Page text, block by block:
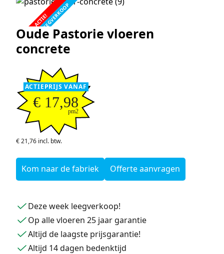
ACTIE!
FABRIEKSLEEGVERKOOP
Oude Pastorie vloeren
concrete
ACTIEPRIJS VANAF
€ 17,98
pm2
€ 21,76 incl. btw.
Kom naar de fabriek Offerte aanvragen
Deze week leegverkoop!
Op alle vloeren 25 jaar garantie
Altijd de laagste prijsgarantie!
Altijd 14 dagen bedenktijd